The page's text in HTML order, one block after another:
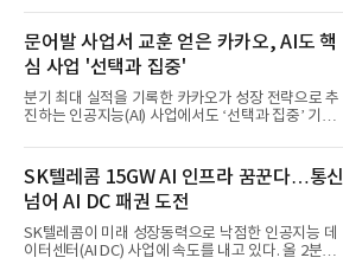
동기 대
이뤄졌다. 이후 2012년 한국형 구축함(KDX-1) 이상
의 함정에 실전 배치됐다.그해 7월 해군은 동해상에서
성능 검증을 위해 홍상어 시험발사를 실시했다. 이때
홍상어가 목표 지점에서 입수한 후 표적을 타격하지
못하고 물속에서 멈춰버리는 예상 밖의 일이 벌어졌
다. 2차 품질확인 사격 시험에서도 만족스러운 결과를
얻지 못했다. 완벽한 신뢰성 확보를 위해 LIG넥스원은
분야를
문어발 사업서 교훈 얻은 카카오, AI도 핵
심 사업 '선택과 집중'
분기 최대 실적을 기록한 카카오가 성장 전략으로 추
진하는 인공지능(AI) 사업에서도 ‘선택과 집중’ 기조
라 투자에 나서는 것과 달리, 카카오는 ‘카카오톡’이
라는 플랫폼 경쟁력을 활용한 AI 에이전트 서비스에
집중하는 전략이다. 과거 무리한 사업 확장 과정에서
겪었던 시행착오를 되풀이하지 않고 핵심 역량에 집
중하겠다는 취지로 풀이된다.7일 업계에 따르면 카카
오는 올해 2분기 연결 기준 매출 2조985억원, 영업이
익 2770억원을 기록했다. 전년 동기 대비 매출과 영업
SK텔레콤 15GW AI 인프라 꿈꾼다…통신
넘어 AI DC 패권 도전
SK텔레콤이 미래 성장동력으로 낙점한 인공지능 데
이터센터(AI DC) 사업에 속도를 내고 있다. 올 2분기